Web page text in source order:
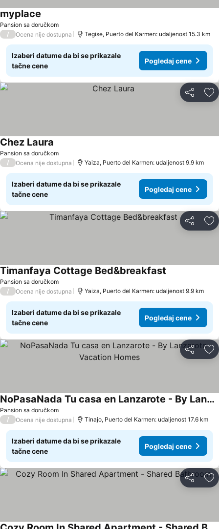
Pansion sa doručkom
myplace
/ Ocena nije dostupna Tegise, Puerto del Karmen: udaljenost 15.3 km
Izaberi datume da bi se prikazale
tačne cene
Pogledaj cene
Deli
Pansion sa doručkom
Chez Laura
/ Ocena nije dostupna Yaiza, Puerto del Karmen: udaljenost 9.9 km
Izaberi datume da bi se prikazale
tačne cene
Pogledaj cene
Deli
Pansion sa doručkom
Timanfaya Cottage Bed&breakfast
/ Ocena nije dostupna Yaiza, Puerto del Karmen: udaljenost 9.9 km
Izaberi datume da bi se prikazale
tačne cene
Pogledaj cene
Deli
Pansion sa doručkom
NoPasaNada Tu casa en Lanzarote - By Lanzarote Vacation Homes
/ Ocena nije dostupna Tinajo, Puerto del Karmen: udaljenost 17.6 km
Izaberi datume da bi se prikazale
tačne cene
Pogledaj cene
Deli